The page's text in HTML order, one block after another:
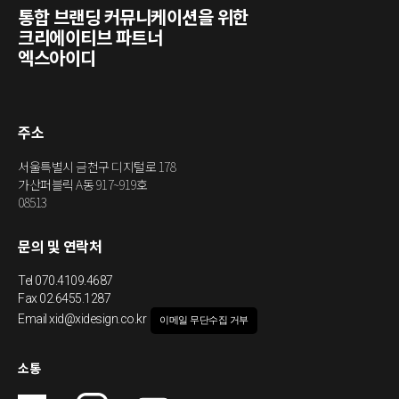
통합 브랜딩 커뮤니케이션을 위한
크리에이티브 파트너
엑스아이디
주소
서울특별시 금천구 디지털로 178
가산퍼블릭 A동 917~919호
08513
문의 및 연락처
Tel 070.4109.4687
Fax 02.6455.1287
Emailxid@xidesign.co.kr 이메일 무단수집 거부
소통